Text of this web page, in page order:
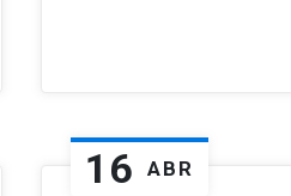
16 ABR